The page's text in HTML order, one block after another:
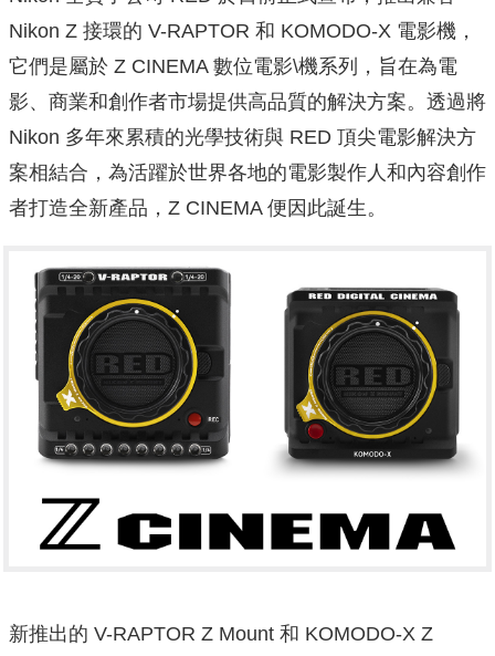
Nikon Z 接環的 V-RAPTOR 和 KOMODO-X 電影機，
它們是屬於 Z CINEMA 數位電影\機系列，旨在為電
影、商業和創作者市場提供高品質的解決方案。透過將
Nikon 多年來累積的光學技術與 RED 頂尖電影解決方
案相結合，為活躍於世界各地的電影製作人和內容創作
者打造全新產品，Z CINEMA 便因此誕生。
新推出的 V-RAPTOR Z Mount 和 KOMODO-X Z